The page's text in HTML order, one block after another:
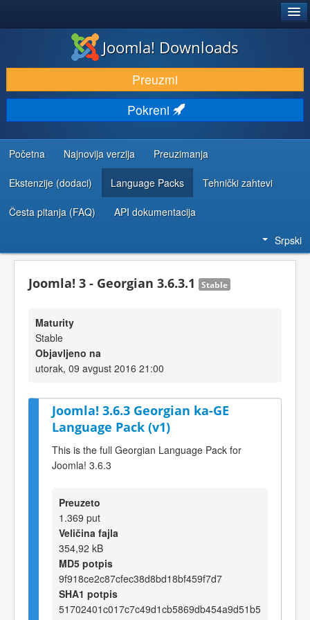
PREUZIMANJE I PROŠIRENJA (EKSTENZIJE)
OTKRIJTE I NAUČITE
ZAJEDNICA I PODRŠKA
RESURSI ZA RAZVOJ
Joomla! Downloads
Preuzmi
Pokreni
Početna Najnovija verzija Preuzimanja
Ekstenzije (dodaci) Language Packs Tehnički zahtevi
Česta pitanja (FAQ) API dokumentacija
Srpski
Joomla! 3 - Georgian 3.6.3.1 Stable
Maturity
Stable
Objavljeno na
utorak, 09 avgust 2016 21:00
Joomla! 3.6.3 Georgian ka-GE
Language Pack (v1)
This is the full Georgian Language Pack for
Joomla! 3.6.3
Preuzeto
1.369 put
Veličina fajla
354,92 kB
MD5 potpis
9f918ce2c87cfec38d8bd18bf459f7d7
SHA1 potpis
51702401c017c7c49d1cb5869db454a9d51b5